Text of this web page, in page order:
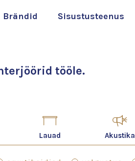
Brändid Sisustusteenus
tööle.
Lauad Akustika